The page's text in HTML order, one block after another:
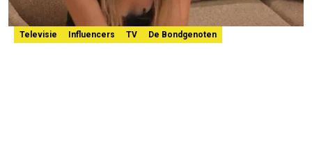
Televisie Influencers TV De Bondgenoten